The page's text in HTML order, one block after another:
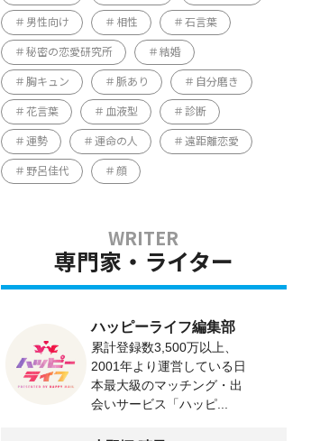
男性向け 相性 石言葉
秘密の恋愛研究所 結婚
胸キュン 脈あり 自分磨き
花言葉 血液型 診断
運勢 運命の人 遠距離恋愛
野呂佳代 顔
専門家・ライター
ハッピーライフ編集部
累計登録数3,500万以上、
2001年より運営している日
本最大級のマッチング・出
会いサービス「ハッピ...